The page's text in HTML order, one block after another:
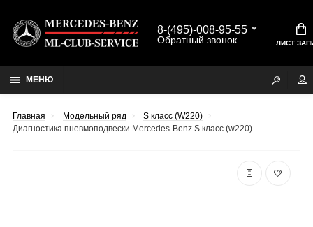
8-(495)-008-95-55
Обратный звонок ЛИСТ
МЕНЮ
Главная Модельный ряд
S класс (W220)
Диагностика пневмоподвески Mercedes-Benz S класс (w220)